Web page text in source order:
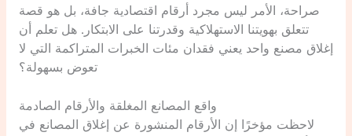
صراحة، الأمر ليس مجرد أرقام اقتصادية جافة، بل هو قصة
تتعلق بهويتنا الاستهلاكية وقدرتنا على الابتكار. هل تعلم أن
إغلاق مصنع واحد يعني فقدان مئات الخبرات المتراكمة التي لا
تعوض بسهولة؟
واقع المصانع المغلقة والأرقام الصادمة
لاحظت مؤخرًا إن الأرقام المنشورة عن إغلاق المصانع في